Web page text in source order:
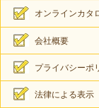
オンラインカタ
会社概要
プライバシーポ
法律による表示